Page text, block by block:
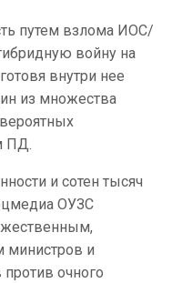
путем взлома ИОС/
войну на
внутри нее
из множества
ПД.
и сотен тысяч
ОУЗС
министров и
очного